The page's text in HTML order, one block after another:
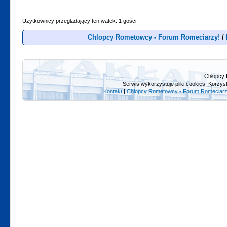
Użytkownicy przeglądający ten wątek: 1 gości
Chlopcy Rometowcy - Forum Romeciarzy! /
Serwis wykorzystuje pliki cookies.
Kontakt|Chlopcy Rometowcy - Forum